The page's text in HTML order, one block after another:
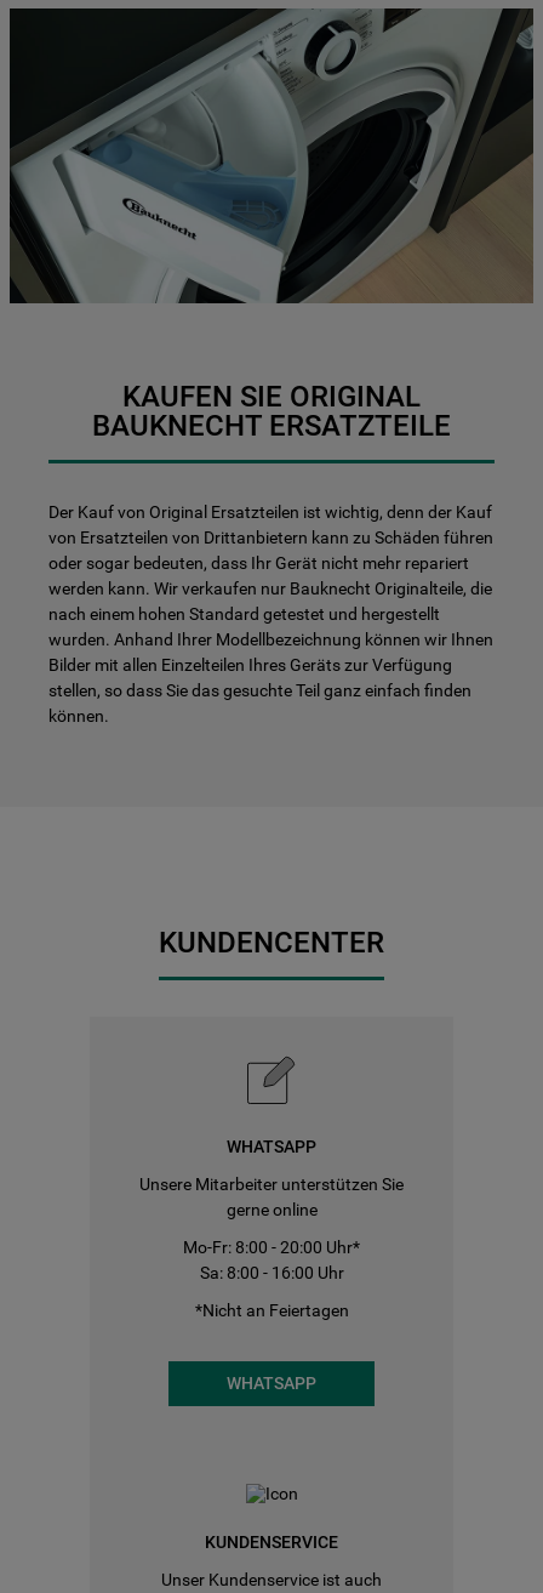
KAUFEN SIE ORIGINAL
BAUKNECHT ERSATZTEILE
Der Kauf von Original Ersatzteilen ist wichtig, denn der Kauf
von Ersatzteilen von Drittanbietern kann zu Schäden führen
oder sogar bedeuten, dass Ihr Gerät nicht mehr repariert
werden kann. Wir verkaufen nur Bauknecht Originalteile, die
nach einem hohen Standard getestet und hergestellt
wurden. Anhand Ihrer Modellbezeichnung können wir Ihnen
Bilder mit allen Einzelteilen Ihres Geräts zur Verfügung
stellen, so dass Sie das gesuchte Teil ganz einfach finden
können.
KUNDENCENTER
WHATSAPP
Unsere Mitarbeiter unterstützen Sie
gerne online
Mo-Fr: 8:00 - 20:00 Uhr*
Sa: 8:00 - 16:00 Uhr
*Nicht an Feiertagen
WHATSAPP
KUNDENSERVICE
Unser Kundenservice ist auch